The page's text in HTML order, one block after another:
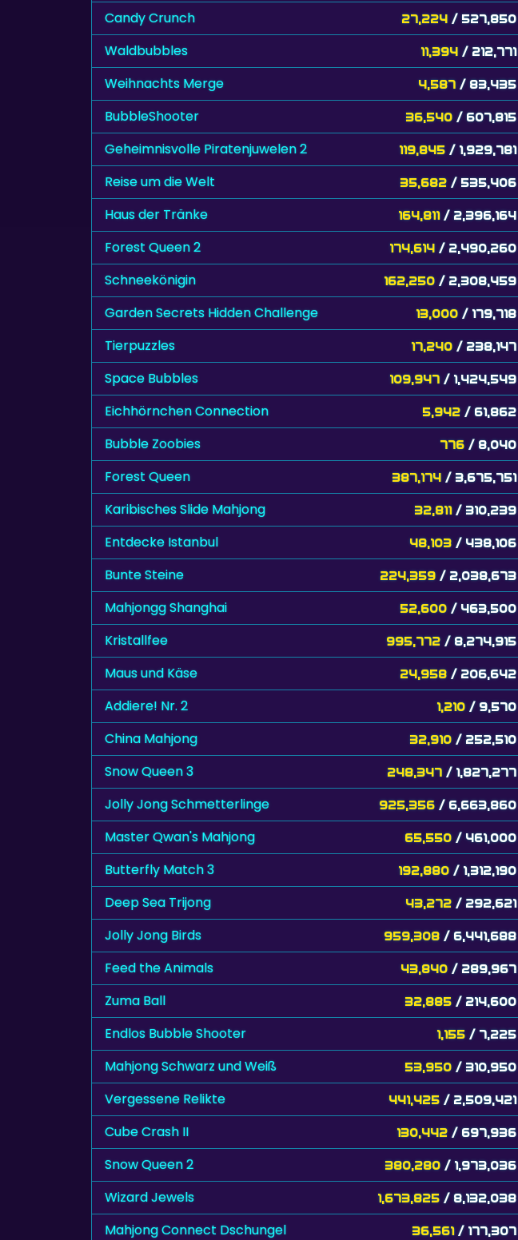
Candy Crunch 27,224 / 527,850
Waldbubbles 11,394 / 212,771
Weihnachts Merge 4,587 / 83,435
BubbleShooter 36,540 / 607,815
Geheimnisvolle Piratenjuwelen 2 119,845 / 1,929,781
Reise um die Welt 35,682 / 535,406
Haus der Tränke 164,811 / 2,396,164
Forest Queen 2 174,614 / 2,490,260
Schneekönigin 162,250 / 2,308,459
Garden Secrets Hidden Challenge 13,000 / 179,718
Tierpuzzles 17,240 / 238,147
Space Bubbles 109,947 / 1,424,549
Eichhörnchen Connection 5,942 / 61,862
Bubble Zoobies 776 / 8,040
Forest Queen 387,174 / 3,675,751
Karibisches Slide Mahjong 32,811 / 310,239
Entdecke Istanbul 48,103 / 438,106
Bunte Steine 224,359 / 2,038,673
Mahjongg Shanghai 52,600 / 463,500
Kristallfee 995,772 / 8,274,915
Maus und Käse 24,958 / 206,642
Addiere! Nr. 2 1,210 / 9,570
China Mahjong 32,910 / 252,510
Snow Queen 3 248,347 / 1,827,277
Jolly Jong Schmetterlinge 925,356 / 6,663,860
Master Qwan's Mahjong 65,550 / 461,000
Butterfly Match 3 192,880 / 1,312,190
Deep Sea Trijong 43,272 / 292,621
Jolly Jong Birds 959,308 / 6,441,688
Feed the Animals 43,840 / 289,967
Zuma Ball 32,885 / 214,600
Endlos Bubble Shooter 1,155 / 7,225
Mahjong Schwarz und Weiß 53,950 / 310,950
Vergessene Relikte 441,425 / 2,509,421
Cube Crash II 130,442 / 697,936
Snow Queen 2 380,280 / 1,973,036
Wizard Jewels 1,673,825 / 8,132,038
Mahjong Connect Dschungel 36,561 / 177,307